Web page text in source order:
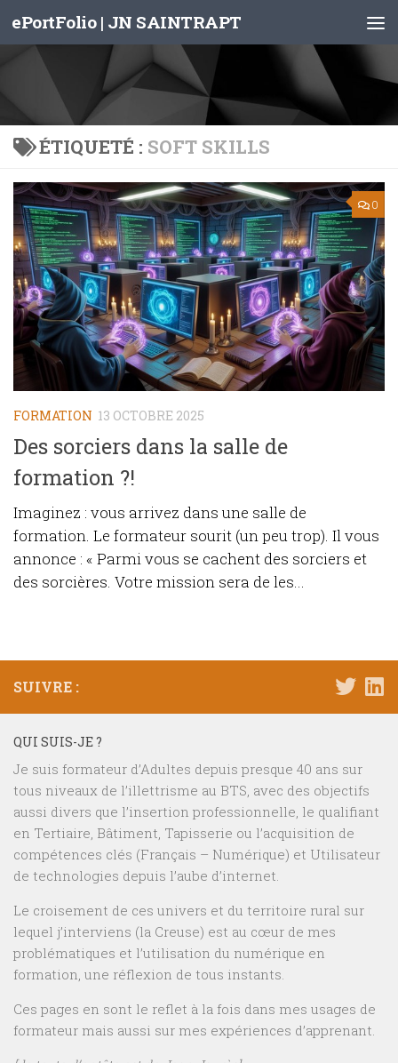
Skip to content
ePortFolio | JN SAINTRAPT
ÉTIQUETÉ : SOFT SKILLS
0
FORMATION 13 OCTOBRE 2025
Des sorciers dans la salle de
formation ?!
Imaginez : vous arrivez dans une salle de
formation. Le formateur sourit (un peu trop). Il vous
annonce : « Parmi vous se cachent des sorciers et
des sorcières. Votre mission sera de les...
SUIVRE :
QUI SUIS-JE ?
Je suis formateur d’Adultes depuis presque 40 ans sur
tous niveaux de l’illettrisme au BTS, avec des objectifs
aussi divers que l’insertion professionnelle, le qualifiant
en Tertiaire, Bâtiment, Tapisserie ou l’acquisition de
compétences clés (Français – Numérique) et Utilisateur
de technologies depuis l’aube d’internet.
Le croisement de ces univers et du territoire rural sur
lequel j’interviens (la Creuse) est au cœur de mes
problématiques et l’utilisation du numérique en
formation, une réflexion de tous instants.
Ces pages en sont le reflet à la fois dans mes usages de
formateur mais aussi sur mes expériences d’apprenant.